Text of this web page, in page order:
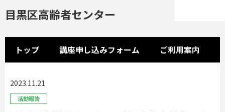
目黒区高齢者センター
トップ 講座申し込みフォーム ご利用案内
2023.11.21
活動報告